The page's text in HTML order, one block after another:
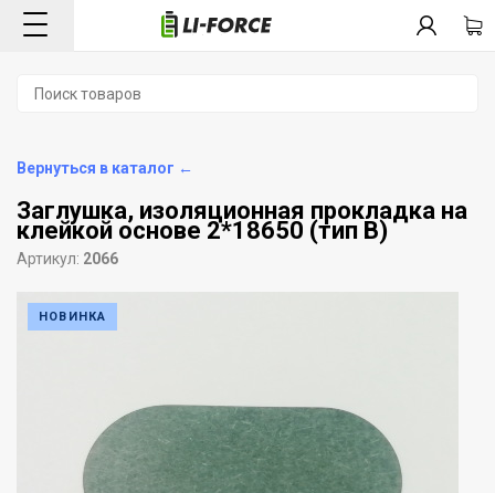
Вернуться в каталог ←
Заглушка, изоляционная прокладка на
клейкой основе 2*18650 (тип В)
Артикул: 2066
НОВИНКА